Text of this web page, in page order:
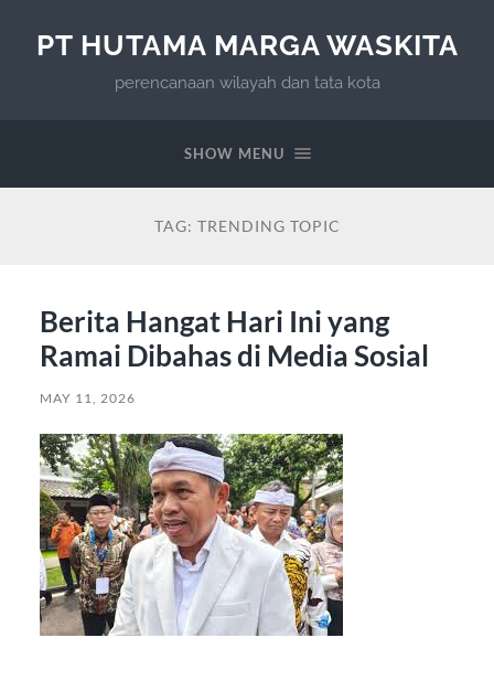
PT HUTAMA MARGA WASKITA
perencanaan wilayah dan tata kota
SHOW MENU
TAG: TRENDING TOPIC
Berita Hangat Hari Ini yang
Ramai Dibahas di Media Sosial
MAY 11, 2026